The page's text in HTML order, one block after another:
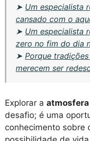
➤ Um especialista
cansado com o
➤ Um especialista
zero no fim do dia
➤ Porque
merecem ser
Explorar a atmosfera
desafio; é uma
conhecimento sobre